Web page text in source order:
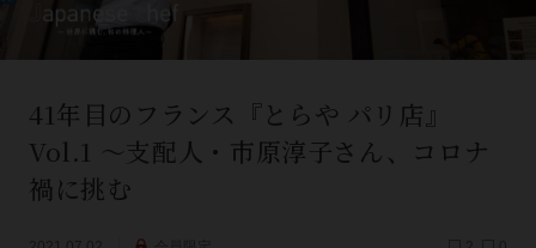
41年目のフランス『とらや パリ店』
Vol.1 ～支配人・市原淳子さん、コロナ
禍に挑む